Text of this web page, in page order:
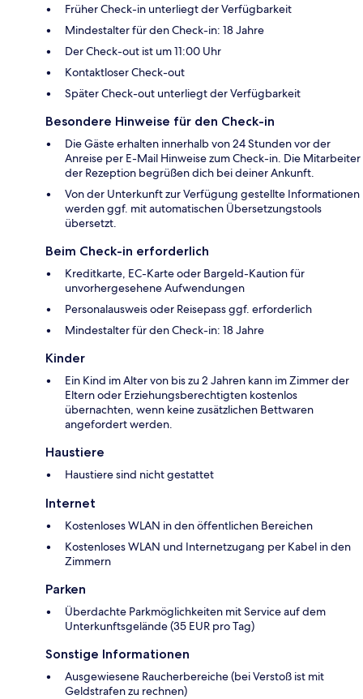
Früher Check-in unterliegt der Verfügbarkeit
Mindestalter für den Check-in: 18 Jahre
Der Check-out ist um 11:00 Uhr
Kontaktloser Check-out
Später Check-out unterliegt der Verfügbarkeit
Besondere Hinweise für den Check-in
Die Gäste erhalten innerhalb von 24 Stunden vor der
Anreise per E-Mail Hinweise zum Check-in. Die Mitarbeiter
der Rezeption begrüßen dich bei deiner Ankunft.
Von der Unterkunft zur Verfügung gestellte Informationen
werden ggf. mit automatischen Übersetzungstools
übersetzt.
Beim Check-in erforderlich
Kreditkarte, EC-Karte oder Bargeld-Kaution für
unvorhergesehene Aufwendungen
Personalausweis oder Reisepass ggf. erforderlich
Mindestalter für den Check-in: 18 Jahre
Kinder
Ein Kind im Alter von bis zu 2 Jahren kann im Zimmer der
Eltern oder Erziehungsberechtigten kostenlos
übernachten, wenn keine zusätzlichen Bettwaren
angefordert werden.
Haustiere
Haustiere sind nicht gestattet
Internet
Kostenloses WLAN in den öffentlichen Bereichen
Kostenloses WLAN und Internetzugang per Kabel in den
Zimmern
Parken
Überdachte Parkmöglichkeiten mit Service auf dem
Unterkunftsgelände (35 EUR pro Tag)
Sonstige Informationen
Ausgewiesene Raucherbereiche (bei Verstoß ist mit
Geldstrafen zu rechnen)